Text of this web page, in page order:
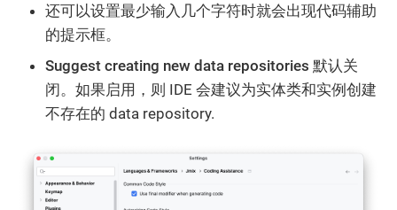
还可以设置最少输入几个字符时就会出现代码辅助
的提示框。
Suggest creating new data repositories 默认关
闭。如果启用，则 IDE 会建议为实体类和实例创建
不存在的 data repository.